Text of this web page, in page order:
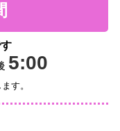
5:00
す。